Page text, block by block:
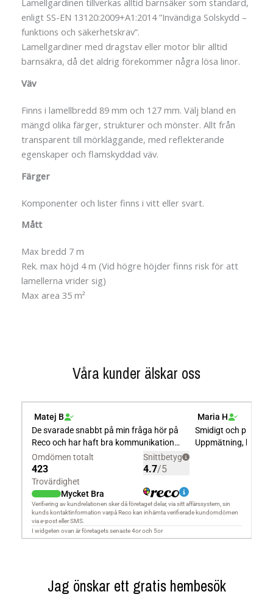
Lamellgardinen tillverkas alltid barnsäker som standard,
enligt SS-EN 13120:2009+A1:2014 ”Invändiga Solskydd –
funktions och säkerhetskrav”.
Lamellgardiner med dragstav eller motor blir alltid
barnsäkra, då det aldrig förekommer några lösa linor.
Väv
Finns i lamellbredd 89 mm och 127 mm. Välj bland en
mängd olika färger, strukturer och mönster. Allt från
transparent till mörkläggande, med reflekterande
egenskaper och flamskyddad väv.
Färger
Komponenter och lister finns i vitt eller svart.
Mått
Max bredd 7 m
Rek. max höjd 4 m (Vid högre höjder finns risk för att
lamellerna vrider sig)
Max area 35 m²
Våra kunder älskar oss
Jag önskar ett gratis hembesök